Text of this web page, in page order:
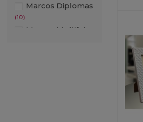
Marcos Diplomas
(10)
Marcos Multifotos